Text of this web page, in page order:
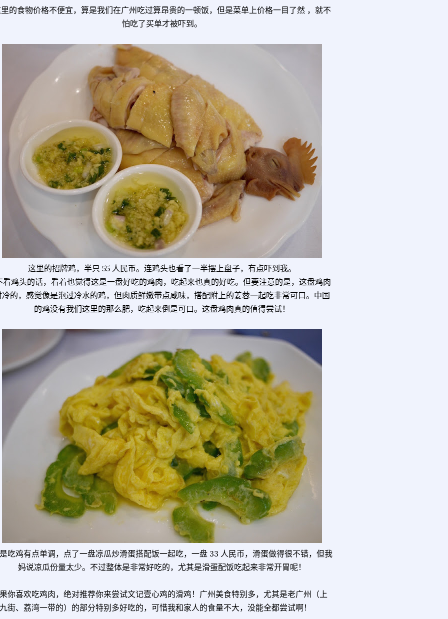
的食物价格不便宜，算是我们在广州吃过算昂贵的一顿饭，但是菜单上价格一目了然 ，就不
怕吃了买单才被吓到。
这里的招牌鸡，半只 55 人民币。连鸡头也看了一半摆上盘子，有点吓到我。
鸡头的话，看着也觉得这是一盘好吃的鸡肉，吃起来也真的好吃。但要注意的是，这盘鸡肉
冷的，感觉像是泡过冷水的鸡，但肉质鲜嫩带点咸味，搭配附上的姜蓉一起吃非常可口。中国
的鸡没有我们这里的那么肥，吃起来倒是可口。这盘鸡肉真的值得尝试！
吃鸡有点单调，点了一盘凉瓜炒滑蛋搭配饭一起吃，一盘 33 人民币，滑蛋做得很不错，但我
妈说凉瓜份量太少。不过整体是非常好吃的，尤其是滑蛋配饭吃起来非常开胃呢！
你喜欢吃鸡肉，绝对推荐你来尝试文记壹心鸡的滑鸡！广州美食特别多，尤其是老广州（上
街、荔湾一带的）的部分特别多好吃的，可惜我和家人的食量不大，没能全都尝试啊！